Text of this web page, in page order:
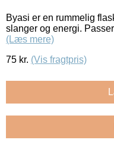
Byasi er en rummelig
slanger og energi.
(Læs mere)
75 kr. (Vis fragtpris)